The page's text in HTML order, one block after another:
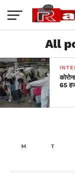
All
65
M T